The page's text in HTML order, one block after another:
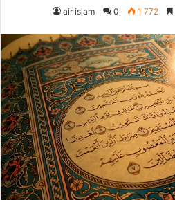
air islam 0 1 772